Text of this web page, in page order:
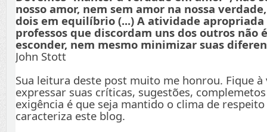
nosso amor, nem sem amor na nossa
dois em equilíbrio (...) A atividade apropriada
professos que discordam uns dos outros não
esconder, nem mesmo minimizar suas
John Stott
Sua leitura deste post muito me honrou. Fique à
expressar suas críticas, sugestões,
exigência é que seja mantido o clima de
caracteriza este blog.